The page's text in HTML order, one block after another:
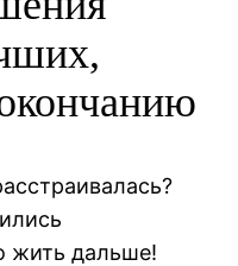
жить дальше!